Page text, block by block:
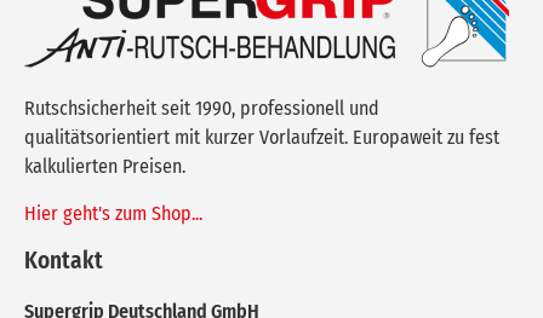
Rutschsicherheit seit 1990, professionell und
qualitätsorientiert mit kurzer Vorlaufzeit. Europaweit zu fest
kalkulierten Preisen.
Hier geht's zum Shop...
Kontakt
Supergrip Deutschland GmbH